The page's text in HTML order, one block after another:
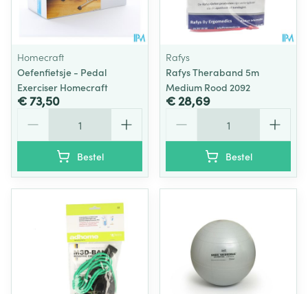
Homecraft
Oefenfietsje - Pedal
Exerciser Homecraft
€ 73,50
Bestel
Rafys
Rafys Theraband 5m
Medium Rood 2092
€ 28,69
Bestel